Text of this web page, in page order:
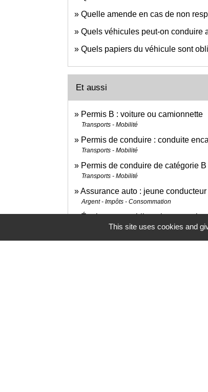
Quelle amende en cas de non
Quels véhicules peut-on conduire
Quels papiers du véhicule sont
Et aussi
Permis B : voiture ou camionnette
Transports - Mobilité
Permis de conduire : conduite
Transports - Mobilité
Permis de conduire de catégorie
Transports - Mobilité
Assurance auto : jeune
Argent - Impôts - Consommation
Équipements obligatoires en
Transports - Mobilité
This site uses cookies and